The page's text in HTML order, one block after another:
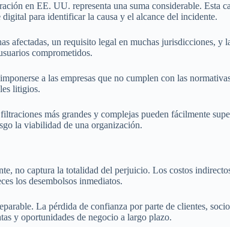
en EE. UU. representa una suma considerable. Esta
para identificar la causa y el alcance del incidente.
afectadas, un requisito legal en muchas jurisdicciones, y
comprometidos.
a las empresas que no cumplen con las
litigios.
más grandes y complejas pueden fácilmente
la viabilidad de una organización.
no captura la totalidad del perjuicio. Los costos
los desembolsos inmediatos.
La pérdida de confianza por parte de clientes,
y oportunidades de negocio a largo plazo.